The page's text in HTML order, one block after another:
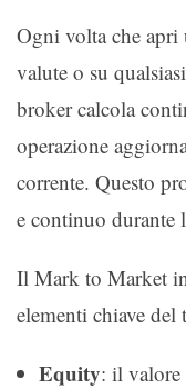
Ogni volta che apri
valute o su
broker calcola
operazione
corrente. Questo
e continuo durante
Il Mark to Market
elementi chiave del
Equity: il valore